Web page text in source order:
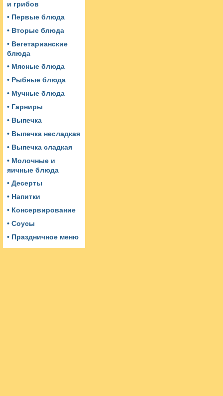
и грибов
• Первые блюда
• Вторые блюда
• Вегетарианские
блюда
• Мясные блюда
• Рыбные блюда
• Мучные блюда
• Гарниры
• Выпечка
• Выпечка несладкая
• Выпечка сладкая
• Молочные и
яичные блюда
• Десерты
• Напитки
• Консервирование
• Соусы
• Праздничное меню